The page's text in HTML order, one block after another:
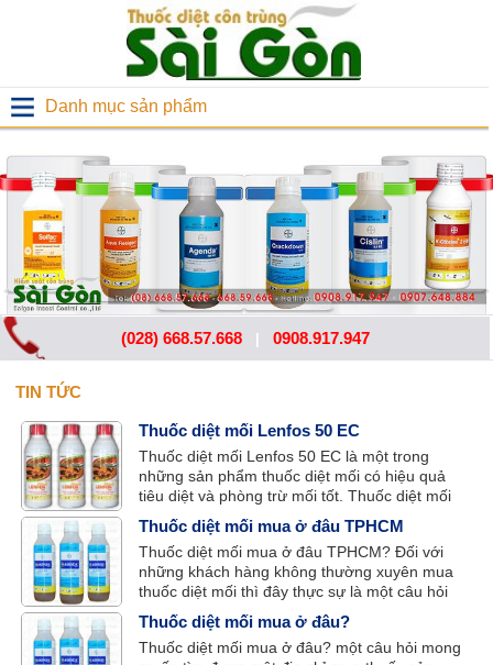
Danh mục sản phẩm
(028) 668.57.668| 0908.917.947
TIN TỨC
Thuốc diệt mối Lenfos 50 EC
Thuốc diệt mối Lenfos 50 EC là một trong
những sản phẩm thuốc diệt mối có hiệu quả
tiêu diệt và phòng trừ mối tốt. Thuốc diệt mối
Lenfos 50 được nhà phân phối Bayer Việt Nam
phân phối trên thị trường cả nước và được
nhiều người biết đến nhờ hiệu quả cao, tính
năng tốt.
Thuốc diệt mối mua ở đâu TPHCM
Thuốc diệt mối mua ở đâu TPHCM? Đối với
những khách hàng không thường xuyên mua
thuốc diệt mối thì đây thực sự là một câu hỏi
khó trả lời. Bài viết này, xin giới thiệu cho khách
hàng một địa chỉ mua thuốc diệt mối đáng tin
cây trên địa bàn TPHCM để không còn boăn
Thuốc diệt mối mua ở đâu?
Thuốc diệt mối mua ở đâu? một câu hỏi mong